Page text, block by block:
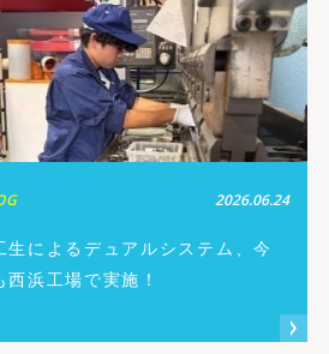
2026.06.24
生によるデュアルシステム、今
西浜工場で実施！